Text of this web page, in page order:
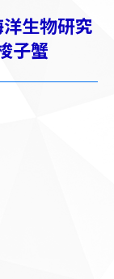
生物研究
子蟹